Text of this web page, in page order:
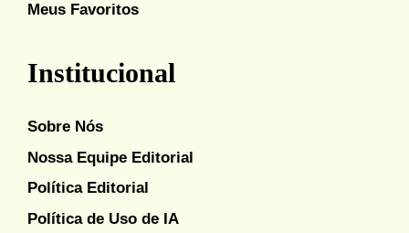
Meus Favoritos
Institucional
Sobre Nós
Nossa Equipe Editorial
Política Editorial
Política de Uso de IA